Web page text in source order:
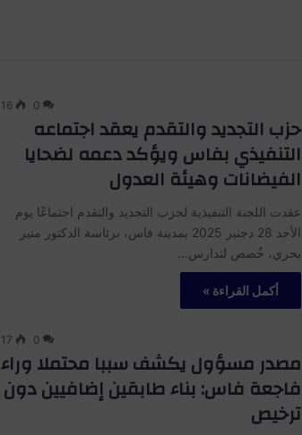
0
16
حزب التجديد والتقدم يعقد اجتماعه
التنفيذي بفاس ويؤكد دعمه لضحايا
الفيضانات وهيئة العدول
عقدت اللجنة التنفيذية لحزب التجديد والتقدم اجتماعًا يوم
الأحد 28 دجنبر 2025 بمدينة فاس، برئاسة الدكتور منير
بحري، خُصص لتدارس…
أكمل القراءة »
0
17
مصدر مسؤول يكشف سببا محتملا وراء
فاجعة فاس: بناء طابقين إضافيين دون
ترخيص